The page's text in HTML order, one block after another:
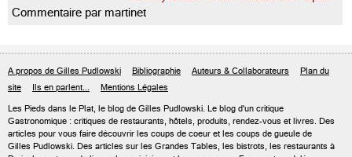
Commentaire par martinet
A propos de Gilles Pudlowski Bibliographie Auteurs & Collaborateurs
Plan du
site
Ils en parlent... Mentions Légales
Les Pieds dans le Plat, le blog de Gilles Pudlowski. Le blog d'un critique
Gastronomique : critiques de restaurants, hôtels, produits, rendez-vous et livres. Des
articles pour vous faire découvrir les coups de coeur et les coups de gueule de
Gilles Pudlowski. Des articles sur les Grandes Tables, les bistrots, les restaurants à